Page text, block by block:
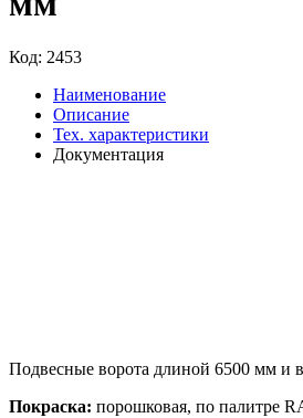
Код: 2453
Наименование
Описание
Тех. характеристики
Документация
Подвесные ворота длиной 6500 мм и
Покраска: порошковая, по палитре